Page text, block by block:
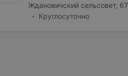
Ждановичский сельсовет, 67
Круглосуточно